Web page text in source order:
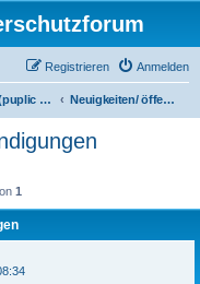
Anmelden
Registrieren
Gästebereich (puplic area) Neuigkeiten/ öffentliche Ankündigungen
1